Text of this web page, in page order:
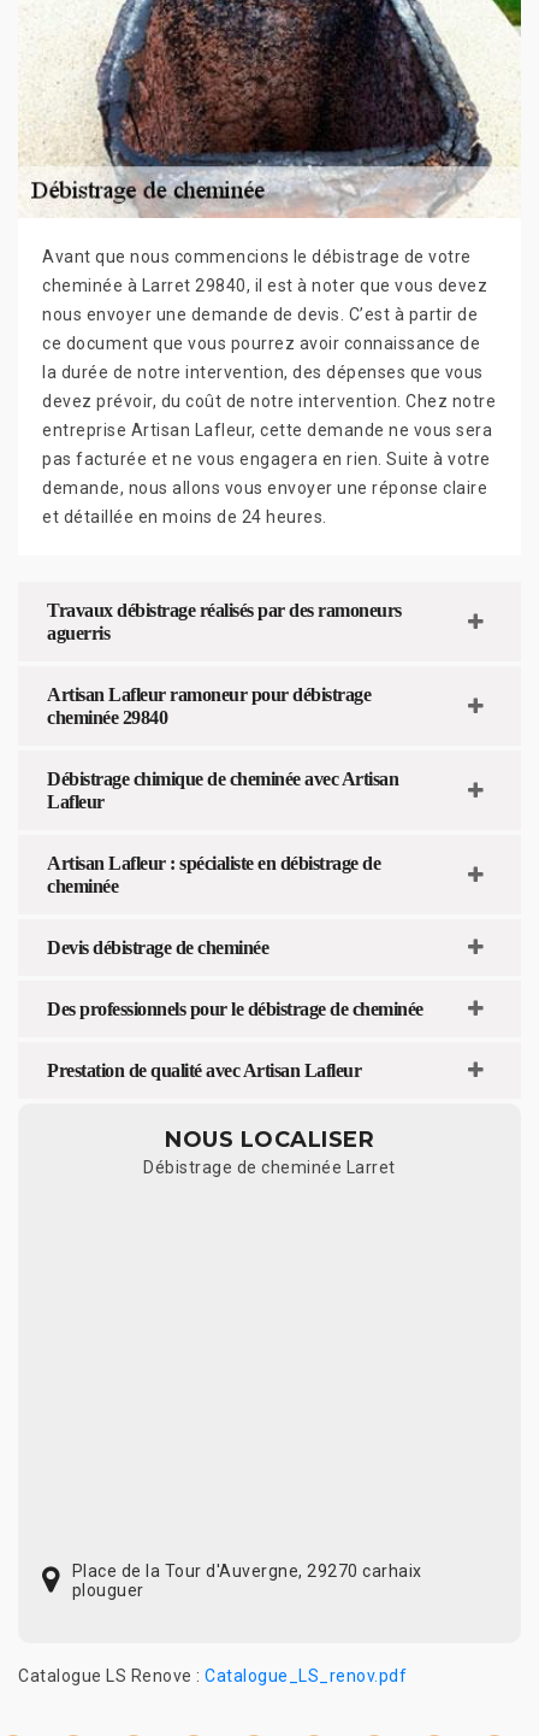
Avant que nous commencions le débistrage de votre
cheminée à Larret 29840, il est à noter que vous devez
nous envoyer une demande de devis. C’est à partir de
ce document que vous pourrez avoir connaissance de
la durée de notre intervention, des dépenses que vous
devez prévoir, du coût de notre intervention. Chez notre
entreprise Artisan Lafleur, cette demande ne vous sera
pas facturée et ne vous engagera en rien. Suite à votre
demande, nous allons vous envoyer une réponse claire
et détaillée en moins de 24 heures.
Travaux débistrage réalisés par des ramoneurs
aguerris
Artisan Lafleur ramoneur pour débistrage
cheminée 29840
Débistrage chimique de cheminée avec Artisan
Lafleur
Artisan Lafleur : spécialiste en débistrage de
cheminée
Devis débistrage de cheminée
Des professionnels pour le débistrage de cheminée
Prestation de qualité avec Artisan Lafleur
NOUS LOCALISER
Débistrage de cheminée Larret
Place de la Tour d'Auvergne, 29270 carhaix
plouguer
Catalogue LS Renove : Catalogue_LS_renov.pdf